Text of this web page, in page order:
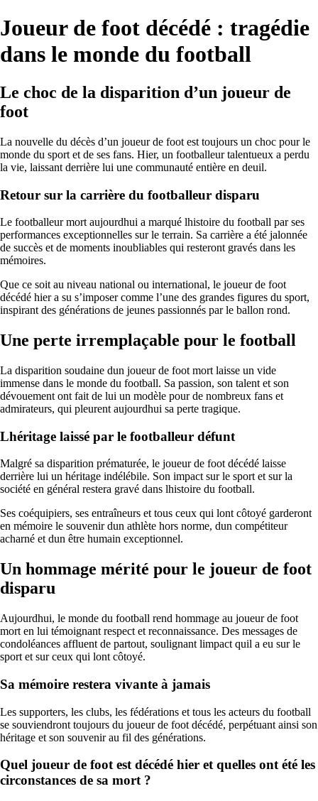
Joueur de foot décédé : tragédie
dans le monde du football
Le choc de la disparition d’un joueur de
foot
La nouvelle du décès d’un joueur de foot est toujours un choc pour le
monde du sport et de ses fans. Hier, un footballeur talentueux a perdu
la vie, laissant derrière lui une communauté entière en deuil.
Retour sur la carrière du footballeur disparu
Le footballeur mort aujourdhui a marqué lhistoire du football par ses
performances exceptionnelles sur le terrain. Sa carrière a été jalonnée
de succès et de moments inoubliables qui resteront gravés dans les
mémoires.
Que ce soit au niveau national ou international, le joueur de foot
décédé hier a su s’imposer comme l’une des grandes figures du sport,
inspirant des générations de jeunes passionnés par le ballon rond.
Une perte irremplaçable pour le football
La disparition soudaine dun joueur de foot mort laisse un vide
immense dans le monde du football. Sa passion, son talent et son
dévouement ont fait de lui un modèle pour de nombreux fans et
admirateurs, qui pleurent aujourdhui sa perte tragique.
Lhéritage laissé par le footballeur défunt
Malgré sa disparition prématurée, le joueur de foot décédé laisse
derrière lui un héritage indélébile. Son impact sur le sport et sur la
société en général restera gravé dans lhistoire du football.
Ses coéquipiers, ses entraîneurs et tous ceux qui lont côtoyé garderont
en mémoire le souvenir dun athlète hors norme, dun compétiteur
acharné et dun être humain exceptionnel.
Un hommage mérité pour le joueur de foot
disparu
Aujourdhui, le monde du football rend hommage au joueur de foot
mort en lui témoignant respect et reconnaissance. Des messages de
condoléances affluent de partout, soulignant limpact quil a eu sur le
sport et sur ceux qui lont côtoyé.
Sa mémoire restera vivante à jamais
Les supporters, les clubs, les fédérations et tous les acteurs du football
se souviendront toujours du joueur de foot décédé, perpétuant ainsi son
héritage et son souvenir au fil des générations.
Quel joueur de foot est décédé hier et quelles ont été les
circonstances de sa mort ?